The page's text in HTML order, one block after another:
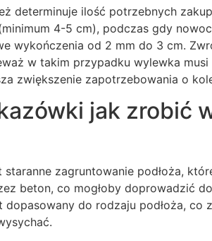
determinuje ilość potrzebnych
4-5 cm), podczas gdy
wykończenia od 2 mm do 3 cm.
w takim przypadku wylewka
zwiększenie zapotrzebowania o
jak zrobić
zagruntowanie podłoża,
beton, co mogłoby doprowadzić
dopasowany do rodzaju podłoża, co